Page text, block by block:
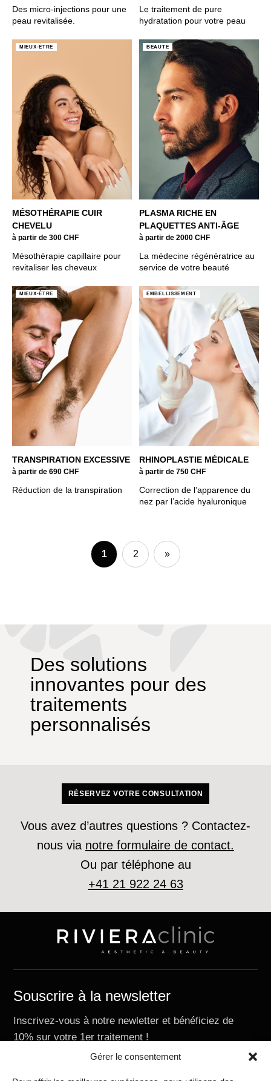
Gérer le consentement
Des micro-injections pour une
peau revitalisée.
Le traitement de pure
hydratation pour votre peau
MIEUX-ÊTRE
MÉSOTHÉRAPIE CUIR
CHEVELU
à partir de 300 CHF
Mésothérapie capillaire pour
revitaliser les cheveux
BEAUTÉ
PLASMA RICHE EN
PLAQUETTES ANTI-ÂGE
à partir de 2000 CHF
La médecine régénératrice au
service de votre beauté
MIEUX-ÊTRE
TRANSPIRATION EXCESSIVE
à partir de 690 CHF
Réduction de la transpiration
EMBELLISSEMENT
RHINOPLASTIE MÉDICALE
à partir de 750 CHF
Correction de l’apparence du
nez par l’acide hyaluronique
1 2 »
Des solutions
innovantes pour des
traitements
personnalisés
RÉSERVEZ VOTRE CONSULTATION
Vous avez d’autres questions ? Contactez-
nous via notre formulaire de contact.
Ou par téléphone au
+41 21 922 24 63
Souscrire à la newsletter
Inscrivez-vous à notre newletter et bénéficiez de
10% sur votre 1er traitement !